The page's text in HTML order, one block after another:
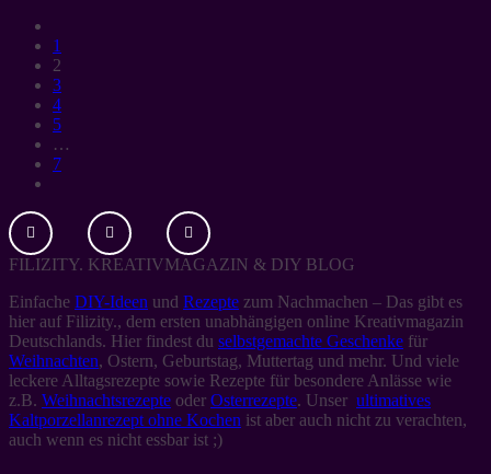
1
2
3
4
5
…
7
FILIZITY. KREATIVMAGAZIN & DIY BLOG
Einfache DIY-Ideen und Rezepte zum Nachmachen – Das gibt es
hier auf Filizity., dem ersten unabhängigen online Kreativmagazin
Deutschlands. Hier findest du selbstgemachte Geschenke für
Weihnachten, Ostern, Geburtstag, Muttertag und mehr. Und viele
leckere Alltagsrezepte sowie Rezepte für besondere Anlässe wie
z.B. Weihnachtsrezepte oder Osterrezepte. Unser ultimatives
Kaltporzellanrezept ohne Kochen ist aber auch nicht zu verachten,
auch wenn es nicht essbar ist ;)